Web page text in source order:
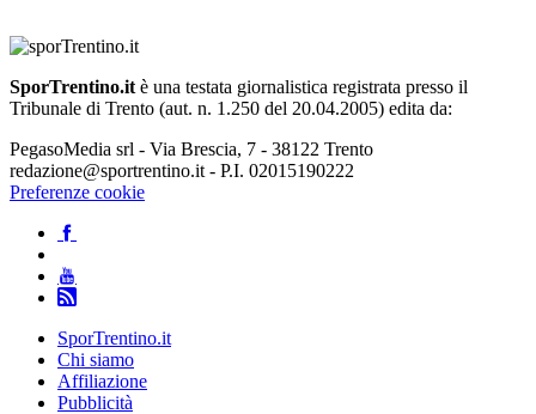
SporTrentino.it è una testata giornalistica registrata presso il
Tribunale di Trento (aut. n. 1.250 del 20.04.2005) edita da:
PegasoMedia srl - Via Brescia, 7 - 38122 Trento
redazione@sportrentino.it - P.I. 02015190222
Preferenze cookie
SporTrentino.it
Chi siamo
Affiliazione
Pubblicità